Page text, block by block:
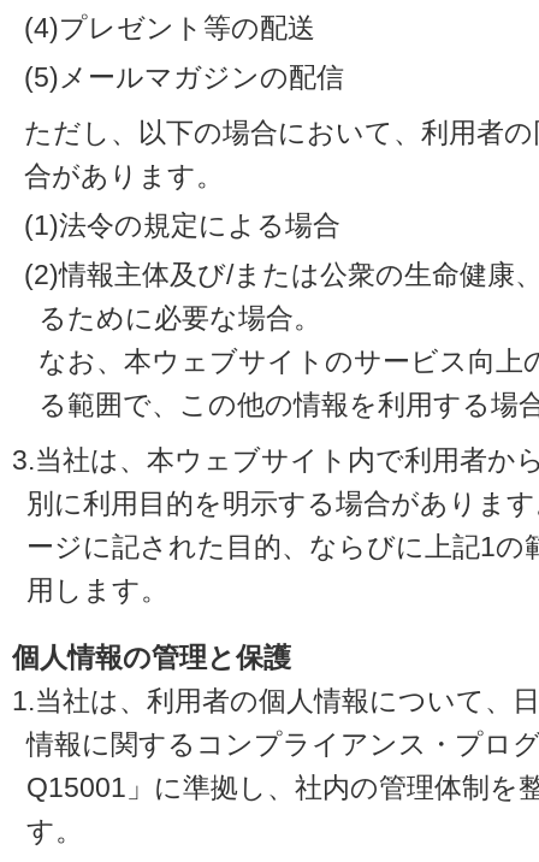
(4)プレゼント等の配送
(5)メールマガジンの配信
ただし、以下の場合において、利用者
合があります。
(1)法令の規定による場合
(2)情報主体及び/または公衆の生命健康
るために必要な場合。
なお、本ウェブサイトのサービス向上
る範囲で、この他の情報を利用する場
3.当社は、本ウェブサイト内で利用者か
別に利用目的を明示する場合がありま
ージに記された目的、ならびに上記1の
用します。
個人情報の管理と保護
1.当社は、利用者の個人情報について、
情報に関するコンプライアンス・プロ
Q15001」に準拠し、社内の管理体制を
す。